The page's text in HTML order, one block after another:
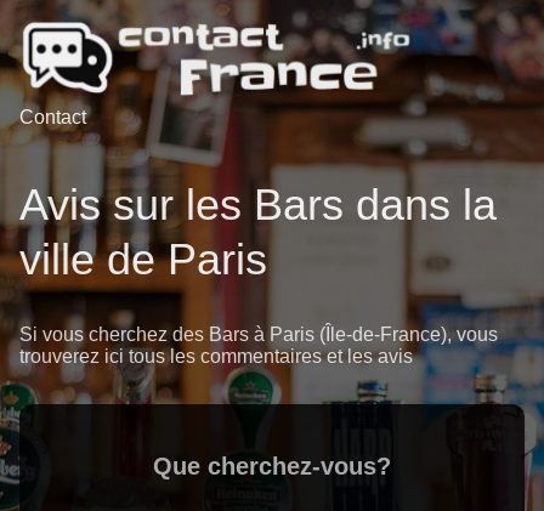
Contact
Avis sur les Bars dans la
ville de Paris
Si vous cherchez des Bars à Paris (Île-de-France), vous
trouverez ici tous les commentaires et les avis
Que cherchez-vous?